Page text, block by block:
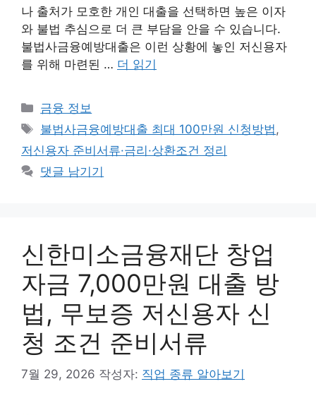
나 출처가 모호한 개인 대출을 선택하면 높은 이자
와 불법 추심으로 더 큰 부담을 안을 수 있습니다.
불법사금융예방대출은 이런 상황에 놓인 저신용자
를 위해 마련된 … 더 읽기
카
테
리
금융 정보
태
그
불법사금융예방대출 최대 100만원 신청방법,
저신용자 준비서류·금리·상환조건 정리
댓글 남기기
신한미소금융재단 창업
자금 7,000만원 대출 방
법, 무보증 저신용자 신
청 조건 준비서류
7월 29, 2026 작성자: 직업 종류 알아보기